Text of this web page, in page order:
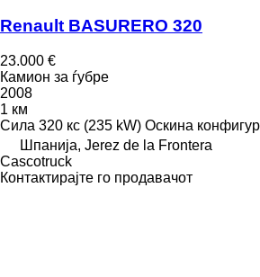
Renault BASURERO 320
23.000 €
Камион за ѓубре
2008
1 км
Сила 320 кс (235 kW) Оскина
Шпанија, Jerez de la Frontera
Сascotruck
Контактирајте го продавачот